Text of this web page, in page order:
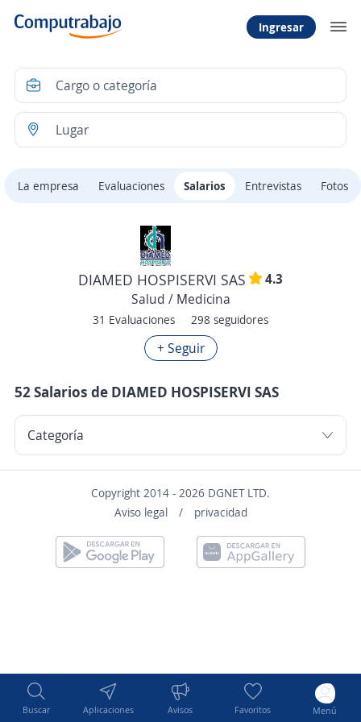
Ingresar
Buscar Aplicaciones Avisos Favoritos Menú
La empresa Evaluaciones Salarios Entrevistas Fotos
DIAMED HOSPISERVI SAS
4.3
Salud / Medicina
31 Evaluaciones 298 seguidores
+ Seguir
52 Salarios de DIAMED HOSPISERVI SAS
Copyright 2014 - 2026 DGNET LTD.
Aviso legal
/ privacidad